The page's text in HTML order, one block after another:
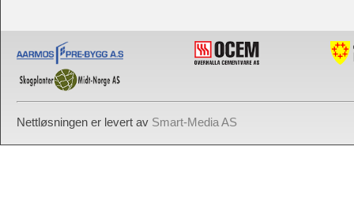
Nettløsningen er levert av Smart-Media AS